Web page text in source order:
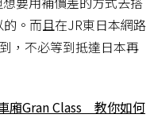
。而且在JR東日本網路
，不必等到抵達日本再
廂Gran Class 教你如何